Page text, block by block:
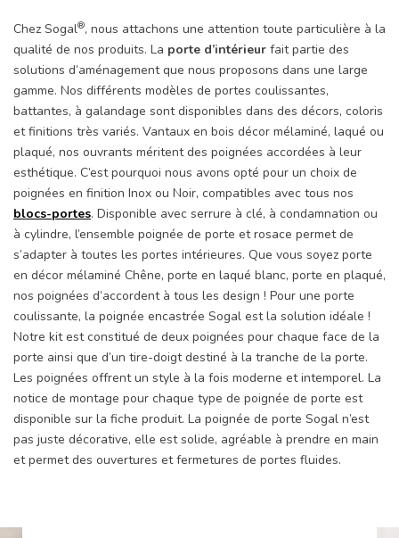
Chez Sogal®, nous attachons une attention toute particulière à la
qualité de nos produits. La porte d’intérieur fait partie des
solutions d’aménagement que nous proposons dans une large
gamme. Nos différents modèles de portes coulissantes,
battantes, à galandage sont disponibles dans des décors, coloris
et finitions très variés. Vantaux en bois décor mélaminé, laqué ou
plaqué, nos ouvrants méritent des poignées accordées à leur
esthétique. C’est pourquoi nous avons opté pour un choix de
poignées en finition Inox ou Noir, compatibles avec tous nos
blocs-portes. Disponible avec serrure à clé, à condamnation ou
à cylindre, l’ensemble poignée de porte et rosace permet de
s’adapter à toutes les portes intérieures. Que vous soyez porte
en décor mélaminé Chêne, porte en laqué blanc, porte en plaqué,
nos poignées d’accordent à tous les design ! Pour une porte
coulissante, la poignée encastrée Sogal est la solution idéale !
Notre kit est constitué de deux poignées pour chaque face de la
porte ainsi que d’un tire-doigt destiné à la tranche de la porte.
Les poignées offrent un style à la fois moderne et intemporel. La
notice de montage pour chaque type de poignée de porte est
disponible sur la fiche produit. La poignée de porte Sogal n’est
pas juste décorative, elle est solide, agréable à prendre en main
et permet des ouvertures et fermetures de portes fluides.